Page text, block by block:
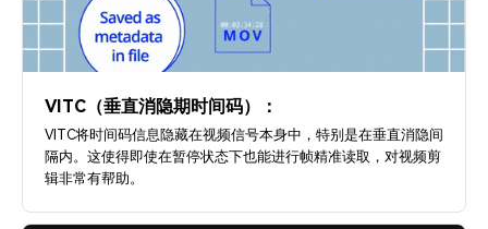
VITC（垂直消隐期时间码）：
VITC将时间码信息隐藏在视频信号本身中，特别是在垂直消隐间
隔内。这使得即使在暂停状态下也能进行帧精准读取，对视频剪
辑非常有帮助。